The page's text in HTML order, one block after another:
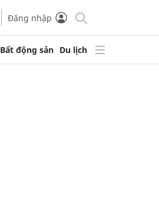
Đăng nhập
Bất động sản Du lịch